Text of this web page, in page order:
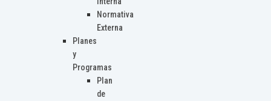
Normativa
Externa
Planes
y
Programas
Plan
de